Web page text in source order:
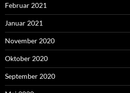
Februar 2021
Januar 2021
November 2020
Oktober 2020
September 2020